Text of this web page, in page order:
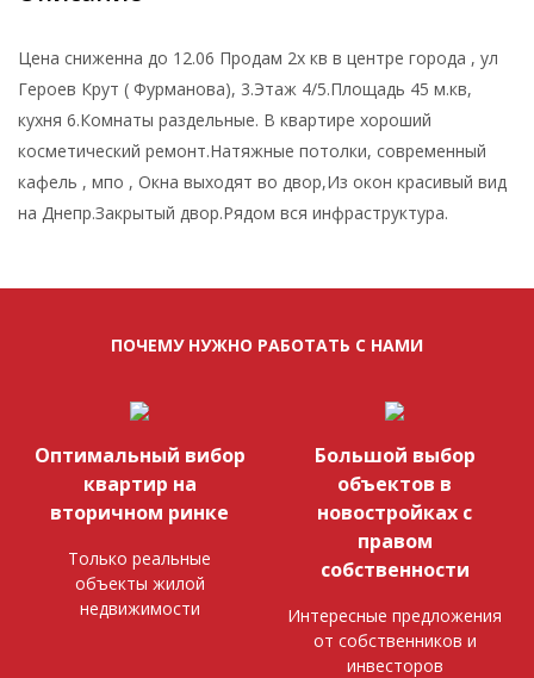
Цена сниженна до 12.06 Продам 2х кв в центре города , ул
Героев Крут ( Фурманова), 3.Этаж 4/5.Площадь 45 м.кв,
кухня 6.Комнаты раздельные. В квартире хороший
косметический ремонт.Натяжные потолки, современный
кафель , мпо , Окна выходят во двор,Из окон красивый вид
на Днепр.Закрытый двор.Рядом вся инфраструктура.
ПОЧЕМУ НУЖНО РАБОТАТЬ С НАМИ
Оптимальный вибор
квартир на
вторичном ринке
Только реальные
объекты жилой
недвижимости
Большой выбор
объектов в
новостройках с
правом
собственности
Интересные предложения
от собственников и
инвесторов